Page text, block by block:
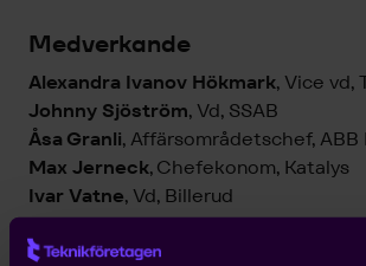
Medverkande
Alexandra Ivanov Hökmark, Vice vd,
Johnny Sjöström, Vd, SSAB
Åsa Granli, Affärsområdetschef,
Max Jerneck, Chefekonom, Katalys
Ivar Vatne, Vd, Billerud
Anders Fröberg, Vd, Borealis
Moska Hassas